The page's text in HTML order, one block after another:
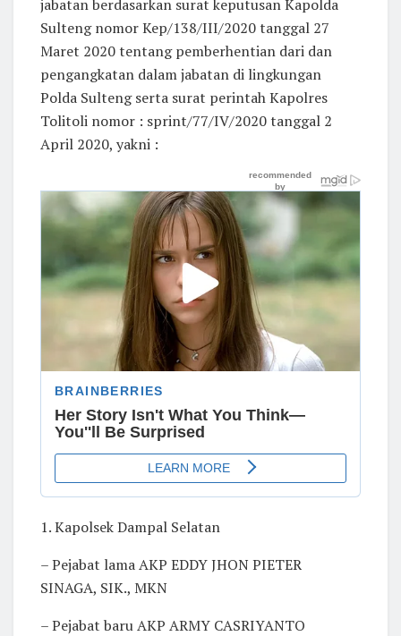
jabatan berdasarkan surat keputusan Kapolda
Sulteng nomor Kep/138/III/2020 tanggal 27
Maret 2020 tentang pemberhentian dari dan
pengangkatan dalam jabatan di lingkungan
Polda Sulteng serta surat perintah Kapolres
Tolitoli nomor : sprint/77/IV/2020 tanggal 2
April 2020, yakni :
1. Kapolsek Dampal Selatan
– Pejabat lama AKP EDDY JHON PIETER
SINAGA, SIK., MKN
– Pejabat baru AKP ARMY CASRIYANTO